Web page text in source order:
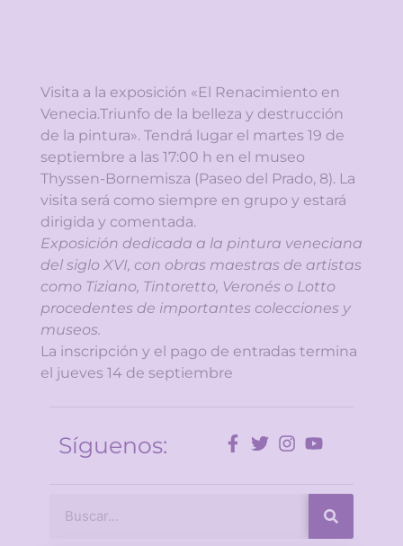
Visita a la exposición «El Renacimiento en
Venecia.Triunfo de la belleza y destrucción
de la pintura». Tendrá lugar el martes 19 de
septiembre a las 17:00 h en el museo
Thyssen-Bornemisza (Paseo del Prado, 8). La
visita será como siempre en grupo y estará
dirigida y comentada.
Exposición dedicada a la pintura veneciana
del siglo XVI, con obras maestras de artistas
como Tiziano, Tintoretto, Veronés o Lotto
procedentes de importantes colecciones y
museos.
La inscripción y el pago de entradas termina
el jueves 14 de septiembre
Síguenos: